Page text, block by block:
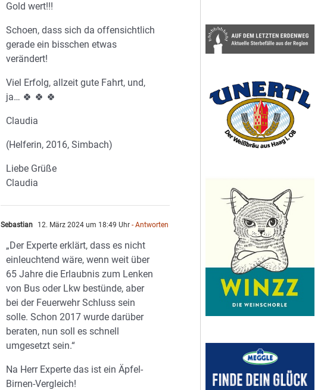
Gold wert!!!
Schoen, dass sich da offensichtlich
gerade ein bisschen etwas
verändert!
Viel Erfolg, allzeit gute Fahrt, und,
ja… 🍀 🍀 🍀
Claudia
(Helferin, 2016, Simbach)
Liebe Grüße
Claudia
Sebastian 12. März 2024 um 18:49 Uhr - Antworten
„Der Experte erklärt, dass es nicht
einleuchtend wäre, wenn weit über
65 Jahre die Erlaubnis zum Lenken
von Bus oder Lkw bestünde, aber
bei der Feuerwehr Schluss sein
solle. Schon 2017 wurde darüber
beraten, nun soll es schnell
umgesetzt sein.“
Na Herr Experte das ist ein Äpfel-
Birnen-Vergleich!